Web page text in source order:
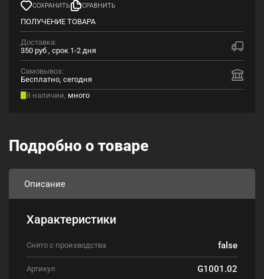
СОХРАНИТЬ СРАВНИТЬ
ПОЛУЧЕНИЕ ТОВАРА
Доставка:
350 руб , срок 1-2 дня
Самовывоз:
Бесплатно, сегодня
В наличии, много
Подробно о товаре
Описание
Характеристики
Снято с производства false
Артикул G1001.02